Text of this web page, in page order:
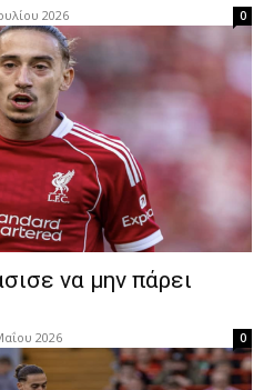
2026 0
να μην πάρει
2026 0